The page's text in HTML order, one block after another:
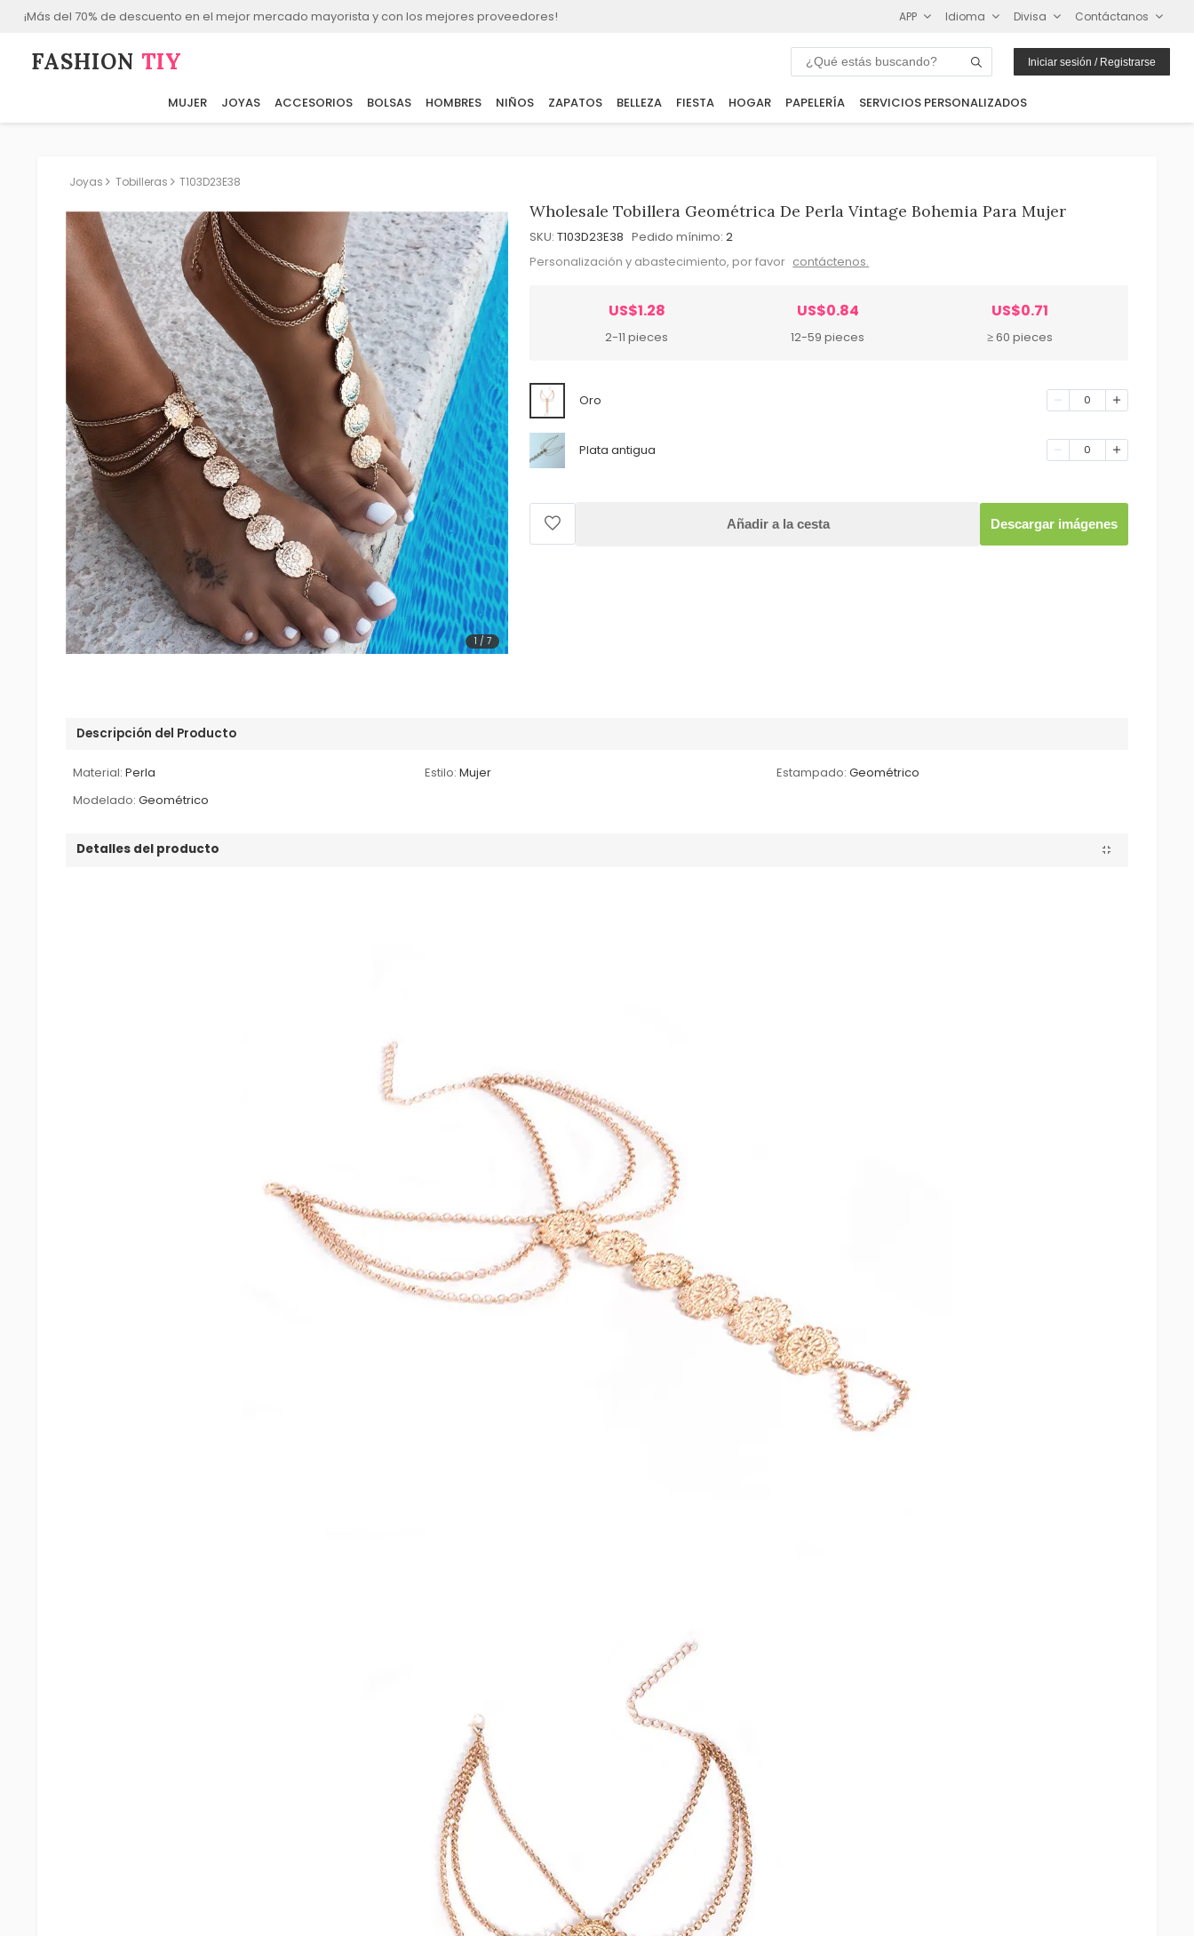
¡Más del 70% de descuento en el mejor mercado mayorista y con los mejores proveedores! APP Idioma Divisa Contáctanos
FASHION⁠ TIY Iniciar sesión / Registrarse
MUJER JOYAS ACCESORIOS BOLSAS HOMBRES NIÑOS ZAPATOS BELLEZA FIESTA HOGAR PAPELERÍA SERVICIOS PERSONALIZADOS
Joyas Tobilleras T103D23E38
1 / 7
Wholesale Tobillera Geométrica De Perla Vintage Bohemia Para Mujer
SKU: T103D23E38 Pedido mínimo: 2
Personalización y abastecimiento, por favor contáctenos.
US$1.28
2-11 pieces
US$0.84
12-59 pieces
US$0.71
≥ 60 pieces
Oro 0
Plata antigua 0
Añadir a la cesta Descargar imágenes
Descripción del Producto
Material: Perla Estilo: Mujer Estampado: Geométrico
Modelado: Geométrico
Detalles del producto